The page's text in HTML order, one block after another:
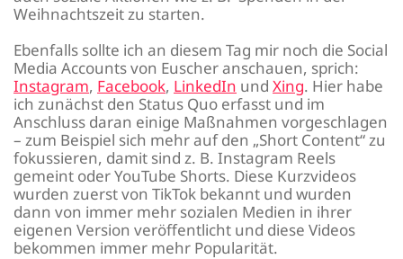
Weihnachtszeit zu starten.
Ebenfalls sollte ich an diesem Tag mir noch die Social
Media Accounts von Euscher anschauen, sprich:
Instagram, Facebook, LinkedIn und Xing. Hier habe
ich zunächst den Status Quo erfasst und im
Anschluss daran einige Maßnahmen vorgeschlagen
– zum Beispiel sich mehr auf den „Short Content“ zu
fokussieren, damit sind z. B. Instagram Reels
gemeint oder YouTube Shorts. Diese Kurzvideos
wurden zuerst von TikTok bekannt und wurden
dann von immer mehr sozialen Medien in ihrer
eigenen Version veröffentlicht und diese Videos
bekommen immer mehr Popularität.